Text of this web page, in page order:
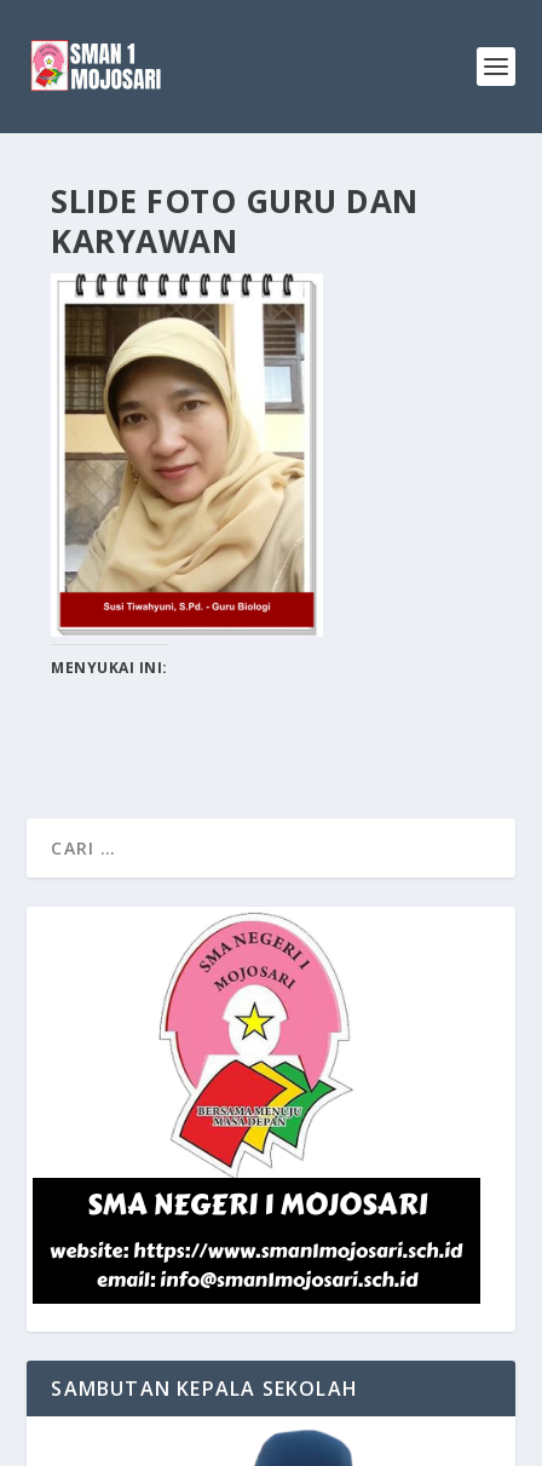
SLIDE FOTO GURU DAN
KARYAWAN
MENYUKAI INI:
SAMBUTAN KEPALA SEKOLAH